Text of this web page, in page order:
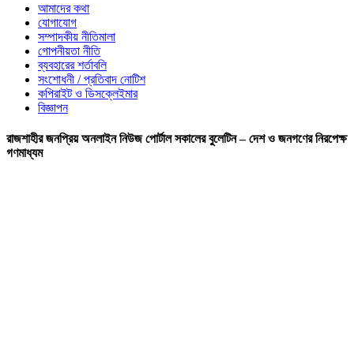
আমাদের কথা
যোগাযোগ
সম্পাদকীয় নীতিমালা
গোপনীয়তা নীতি
ব্যবহারের শর্তাবলি
সংশোধনী / প্রতিবাদ নোটিশ
কপিরাইট ও ডিসক্লেইমার
বিজ্ঞাপন
রাজশাহীর জনপ্রিয় অনলাইন নিউজ পোর্টাল সকালের বুলেটিন – দেশ ও জনগণের নিরপেক্ষ
গণমাধ্যম